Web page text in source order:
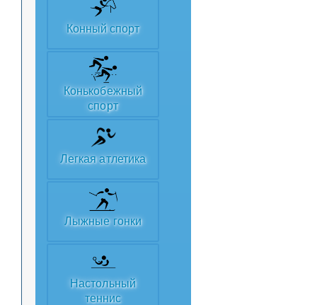
Конный спорт
Конькобежный
спорт
Легкая атлетика
Лыжные гонки
Настольный
теннис